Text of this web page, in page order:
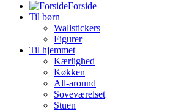
Forside
Til børn
Wallstickers
Figurer
Til hjemmet
Kærlighed
Køkken
All-around
Soveværelset
Stuen